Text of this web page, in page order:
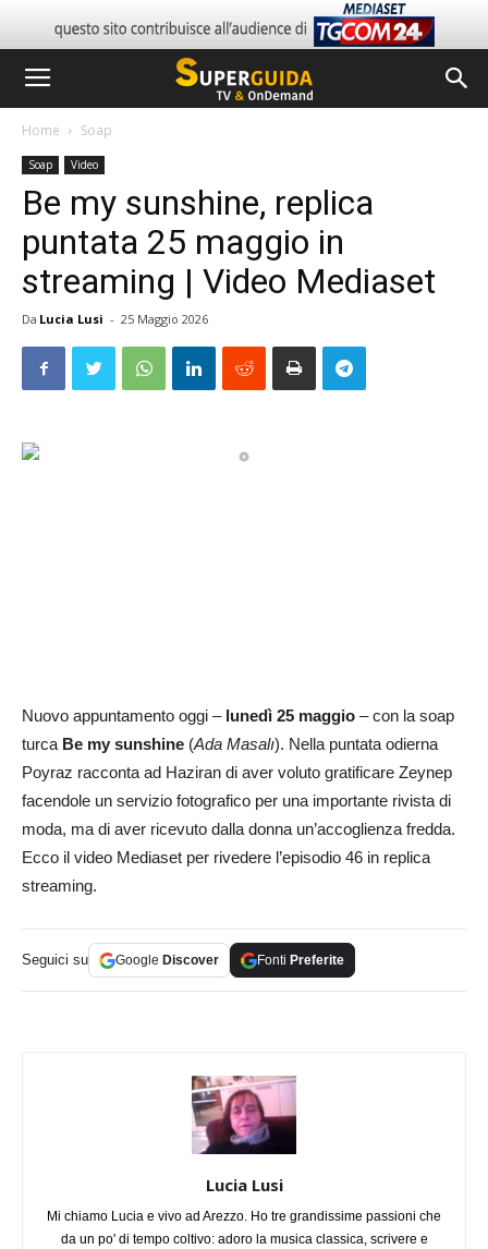
Home Soap
Soap Video
Be my sunshine, replica
puntata 25 maggio in
streaming | Video Mediaset
Da Lucia Lusi - 25 Maggio 2026
Nuovo appuntamento oggi – lunedì 25 maggio – con la soap
turca Be my sunshine (Ada Masalı). Nella puntata odierna
Poyraz racconta ad Haziran di aver voluto gratificare Zeynep
facendole un servizio fotografico per una importante rivista di
moda, ma di aver ricevuto dalla donna un’accoglienza fredda.
Ecco il video Mediaset per rivedere l’episodio 46 in replica
streaming.
Seguici su Google Discover Fonti Preferite
Lucia Lusi
Mi chiamo Lucia e vivo ad Arezzo. Ho tre grandissime passioni che
da un po' di tempo coltivo: adoro la musica classica, scrivere e